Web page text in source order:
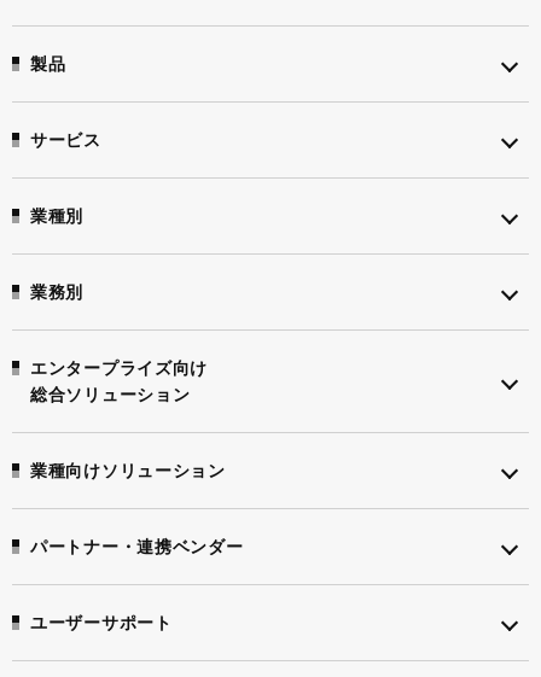
製品
サービス
業種別
業務別
エンタープライズ向け
総合ソリューション
業種向けソリューション
パートナー・連携ベンダー
ユーザーサポート